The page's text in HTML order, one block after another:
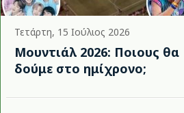
Τετάρτη, 15 Ιούλιος 2026
Μουντιάλ 2026: Ποιους θα
δούμε στο ημίχρονο;